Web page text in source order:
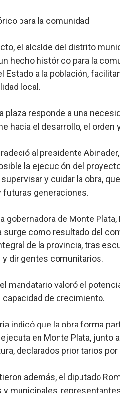
para la comunidad
el alcalde del distrito
hecho histórico para la
Estado a la población,
local.
plaza responde a una
hacia el desarrollo, el
al presidente
la ejecución del
supervisar y cuidar la obra,
futuras generaciones.
gobernadora de Monte
surge como resultado del
de la provincia, tras
y dirigentes comunitarios.
mandatario valoró el
capacidad de crecimiento.
indicó que la obra forma
en Monte Plata, junto
declarados prioritarios por
además, el diputado
y municipales,